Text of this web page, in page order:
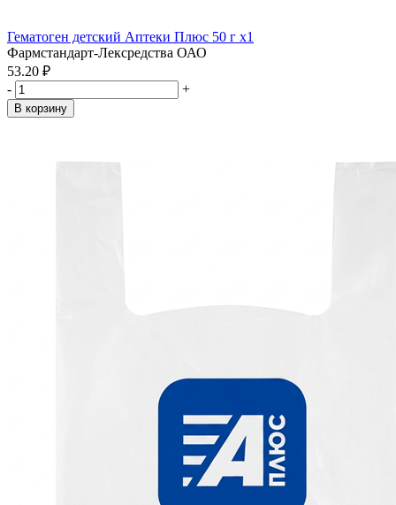
Гематоген детский Аптеки Плюс 50 г x1
Фармстандарт-Лексредства ОАО
53.20 ₽
-
+
В корзину